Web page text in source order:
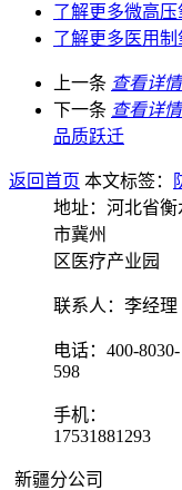
了解更多微高压
了解更多 医用
上一条 查看详
下一条 查看详
品质跃迁
返回首页 本文标签：
地址：河北省衡
市冀州
区医疗产业园
联系人：李经理
电话：400-8030-
598
手机：
17531881293
新疆分公司